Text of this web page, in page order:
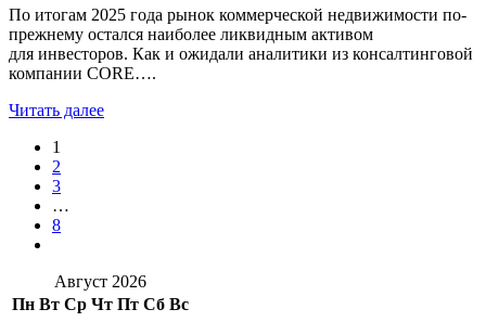
По итогам 2025 года рынок коммерческой недвижимости по-
прежнему остался наиболее ликвидным активом
для инвесторов. Как и ожидали аналитики из консалтинговой
компании CORE….
Читать далее
1
2
3
…
8
Август 2026
Пн Вт Ср Чт Пт Сб Вс